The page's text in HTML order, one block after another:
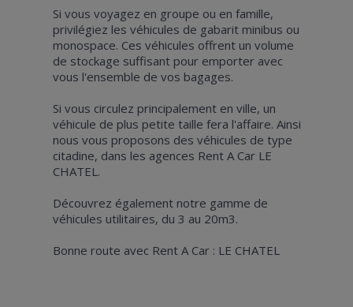
Si vous voyagez en groupe ou en famille,
privilégiez les véhicules de gabarit minibus ou
monospace. Ces véhicules offrent un volume
de stockage suffisant pour emporter avec
vous l'ensemble de vos bagages.
Si vous circulez principalement en ville, un
véhicule de plus petite taille fera l'affaire. Ainsi
nous vous proposons des véhicules de type
citadine, dans les agences Rent A Car LE
CHATEL.
Découvrez également notre gamme de
véhicules utilitaires, du 3 au 20m3.
Bonne route avec Rent A Car : LE CHATEL